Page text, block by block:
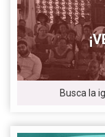
Busca la